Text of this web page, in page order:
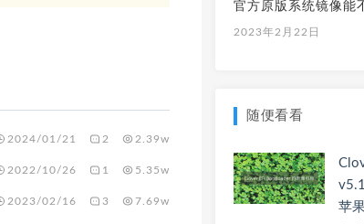
2024/01/21 2 2.39w
2022/10/26 1 5.35w
2023/02/16 3 7.69w
官方原版系统镜像能
2023年2月22日
随便看看
苹